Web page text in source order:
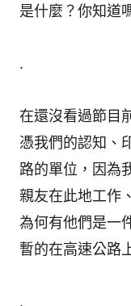
是什麼？你知道
.
在還沒看過節目
憑我們的認知、
路的單位，因為
親友在此地工作
為何有他們是一
暫的在高速公路
.